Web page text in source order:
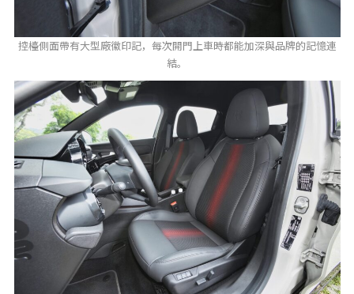
控檯側面帶有大型廠徽印記，每次開門上車時都能加深與品牌的記憶連
結。